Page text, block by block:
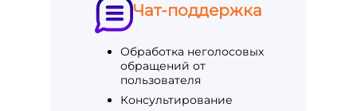
Чат-поддержка
Обработка неголосовых
обращений от
пользователя
Консультирование